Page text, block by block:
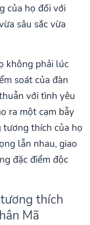
của họ đối với
sâu sắc vừa
không phải lúc
soát của đàn
với tình yêu
ra một cạm bẫy
tương thích của họ
lẫn nhau, giao
đặc điểm độc
thích
Mã